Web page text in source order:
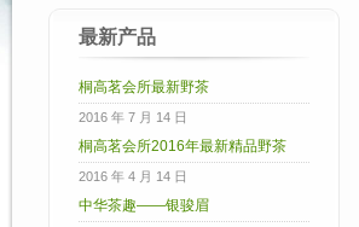
最新产品
桐高茗会所最新野茶
2016 年 7 月 14 日
桐高茗会所2016年最新精品野茶
2016 年 4 月 14 日
中华茶趣——银骏眉